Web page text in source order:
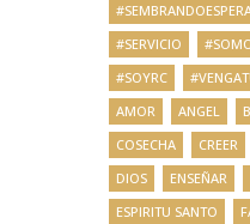
#SERVICIO
#SOYRC
AMOR
ANGEL
COSECHA
CREER
DIOS
ENSEÑAR
ESPIRITU SANTO